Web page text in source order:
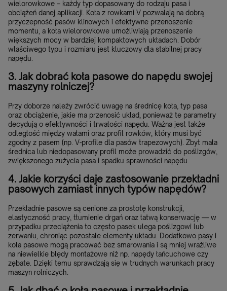
wielorowkowe – każdy typ dopasowany do rodzaju pasa i
obciążeń danej aplikacji. Koła z rowkami V pozwalają na dobrą
przyczepność pasów klinowych i efektywne przenoszenie
momentu, a koła wielorowkowe umożliwiają przenoszenie
większych mocy w bardziej kompaktowych układach. Dobór
właściwego typu i rozmiaru jest kluczowy dla stabilnej pracy
napędu.
3. Jak dobrać koła pasowe do napędu swojej
maszyny rolniczej?
Przy doborze należy zwrócić uwagę na średnicę koła, typ pasa
oraz obciążenie, jakie ma przenosić układ, ponieważ te parametry
decydują o efektywności i trwałości napędu. Ważna jest także
odległość między wałami oraz profil rowków, który musi być
zgodny z pasem (np. V-profile dla pasów trapezowych). Zbyt mała
średnica lub niedopasowany profil może prowadzić do poślizgów,
zwiększonego zużycia pasa i spadku sprawności napędu.
4. Jakie korzyści daje zastosowanie przekładni
pasowych zamiast innych typów napędów?
Przekładnie pasowe są cenione za prostotę konstrukcji,
elastyczność pracy, tłumienie drgań oraz łatwą konserwację — w
przypadku przeciążenia to często pasek ulega poślizgowi lub
zerwaniu, chroniąc pozostałe elementy układu. Dodatkowo pasy i
koła pasowe mogą pracować bez smarowania i są mniej wrażliwe
na niewielkie błędy montażowe niż np. napędy łańcuchowe czy
zębate. Dzięki temu sprawdzają się w trudnych warunkach pracy
maszyn rolniczych.